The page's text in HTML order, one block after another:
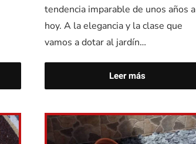
tendencia imparable de unos años a
hoy. A la elegancia y la clase que
vamos a dotar al jardín…
Leer más